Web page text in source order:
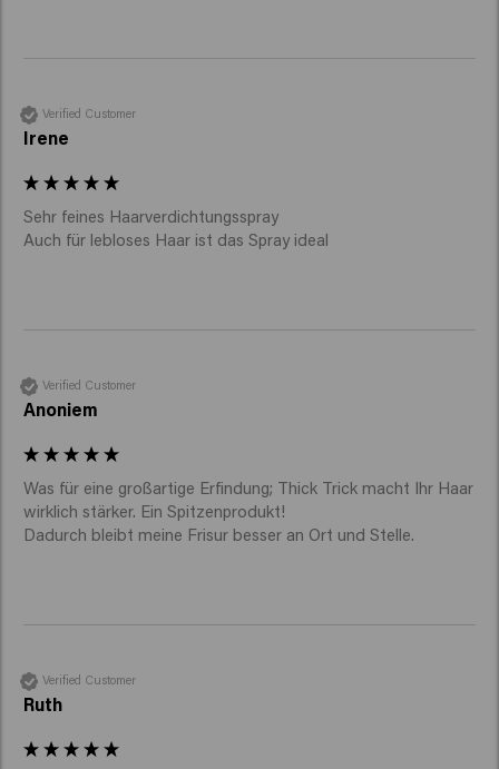
Verified Customer
Irene
Sehr feines Haarverdichtungsspray
Auch für lebloses Haar ist das Spray ideal
Verified Customer
Anoniem
Was für eine großartige Erfindung; Thick Trick macht Ihr Haar
wirklich stärker. Ein Spitzenprodukt!
Dadurch bleibt meine Frisur besser an Ort und Stelle.
Verified Customer
Ruth